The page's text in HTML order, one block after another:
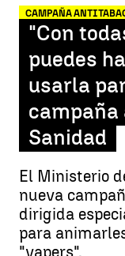
CAMPAÑA
"Con
puedes
usarla
campaña
Sanidad
El Ministerio
nueva
dirigida
para
"vapers".